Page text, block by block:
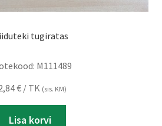
tugiratas
M111489
€ / TK (sis. KM)
Lisa korvi